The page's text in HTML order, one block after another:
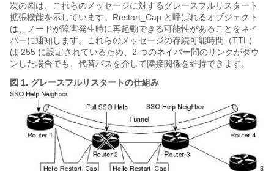
次の図は、これらのメッセージに対するグレースフルリスタート
拡張機能を示しています。Restart_Cap と呼ばれるオブジェクト
は、ノードが障害発生時に再起動できる可能性があることをネイ
バーに通知します。これらのメッセージの存続可能時間（TTL）
は 255 に設定されているため、2 つのネイバー間のリンクがダウ
ンした場合でも、代替パスを介して隣接関係を維持できます。
図 1. グレースフルリスタートの仕組み